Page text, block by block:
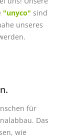
"unyco" sind
unseres
für
Das
wie